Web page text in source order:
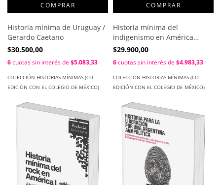
Historia mínima de Uruguay /
Gerardo Caetano
$30.500,00
6cuotas sin interés de $5.083,33
COLECCIÓN HISTORIAS MÍNIMAS (CO-
EDICIÓN CON EL COLEGIO DE MÉXICO)
Historia mínima del
indigenismo en América
Latina / Andrés A. Fábregas
$29.900,00
6cuotas sin interés de $4.983,33
COLECCIÓN HISTORIAS MÍNIMAS (CO-
EDICIÓN CON EL COLEGIO DE MÉXICO)